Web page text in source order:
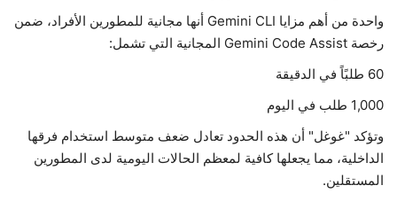
واحدة من أهم مزايا Gemini CLI أنها مجانية للمطورين الأفراد، ضمن
رخصة Gemini Code Assist المجانية التي تشمل:
60 طلبًاً في الدقيقة
1,000 طلب في اليوم
وتؤكد "غوغل" أن هذه الحدود تعادل ضعف متوسط استخدام فرقها
الداخلية، مما يجعلها كافية لمعظم الحالات اليومية لدى المطورين
المستقلين.